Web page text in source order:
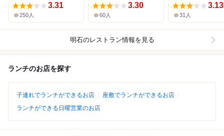
3.31
250人
3.30
60人
3.13
31人
明石のレストラン情報を見る
ランチのお店を探す
子連れでランチができるお店
座敷でランチができるお店
ランチができる日曜営業のお店